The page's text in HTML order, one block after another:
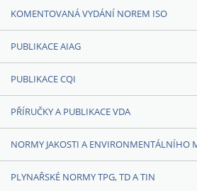
KOMENTOVANÁ VYDÁNÍ NOREM ISO
PUBLIKACE AIAG
PUBLIKACE CQI
PŘÍRUČKY A PUBLIKACE VDA
NORMY JAKOSTI A ENVIRONMENTÁLNÍHO
PLYNAŘSKÉ NORMY TPG, TD A TIN